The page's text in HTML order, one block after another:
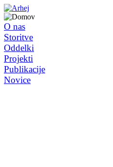
O nas
Storitve
Oddelki
Projekti
Publikacije
Novice